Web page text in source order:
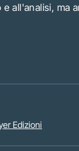
all'analisi, ma
Edizioni